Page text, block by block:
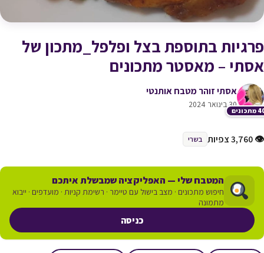
פרגיות בתוספת בצל ופלפל_מתכון של
אסתי – מאסטר מתכונים
אסתי זוהר מטבח אותנטי
30 בינואר 2024
👁 3,760 צפיות בשרי
המטבח שלי — האפליקציה שמבשלת איתכם
חיפוש מתכונים · מצב בישול עם טיימר · רשימת קניות · מועדפים · ייבוא
מתמונה
כניסה